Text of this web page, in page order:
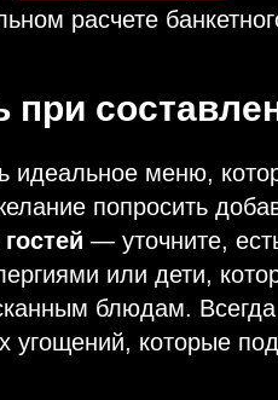
расчете
при
идеальное меню,
попросить
— уточните,
или дети,
блюдам.
угощений, которые